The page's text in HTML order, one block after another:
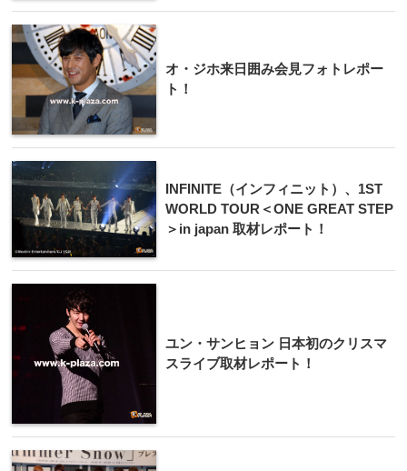
オ・ジホ来日囲み会見フォトレポー
ト！
INFINITE（インフィニット）、1ST
WORLD TOUR＜ONE GREAT STEP
＞in japan 取材レポート！
ユン・サンヒョン 日本初のクリスマ
スライブ取材レポート！